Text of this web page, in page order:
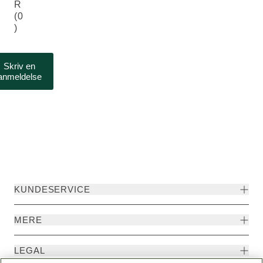
R
(0
)
Skriv en
KUNDESERVICE
MERE
LEGAL